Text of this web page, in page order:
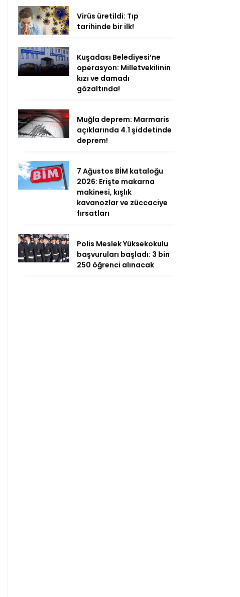
Virüs üretildi: Tıp
tarihinde bir ilk!
Kuşadası Belediyesi’ne
operasyon: Milletvekilinin
kızı ve damadı
gözaltında!
Muğla deprem: Marmaris
açıklarında 4.1 şiddetinde
deprem!
7 Ağustos BİM kataloğu
2026: Erişte makarna
makinesi, kışlık
kavanozlar ve züccaciye
fırsatları
Polis Meslek Yüksekokulu
başvuruları başladı: 3 bin
250 öğrenci alınacak